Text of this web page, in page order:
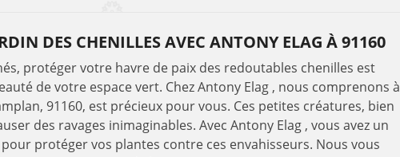
DES CHENILLES AVEC ANTONY ELAG À 91160
protéger votre havre de paix des redoutables chenilles est
de votre espace vert. Chez Antony Elag , nous comprenons à
91160, est précieux pour vous. Ces petites créatures, bien
des ravages inimaginables. Avec Antony Elag , vous avez un
protéger vos plantes contre ces envahisseurs. Nous vous